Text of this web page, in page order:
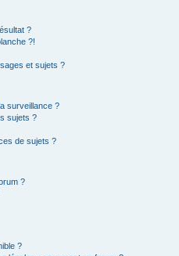
?
?!
et sujets ?
surveillance ?
sujets ?
de sujets ?
?
?